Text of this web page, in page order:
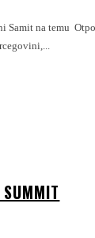
Samit na temu